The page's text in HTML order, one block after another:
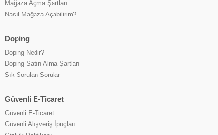
Mağaza Açma Şartları
Nasıl Mağaza Açabilirim?
Doping
Doping Nedir?
Doping Satın Alma Şartları
Sık Sorulan Sorular
Güvenli E-Ticaret
Güvenli E-Ticaret
Güvenli Alışveriş İpuçları